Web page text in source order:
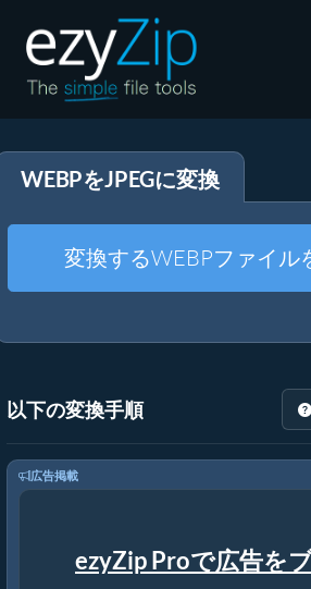
解凍する
その他のツール
WEBPをJPEGに変換
変換するWEBPファイル
以下の変換手順
広告掲載
ezyZip Proで広告を